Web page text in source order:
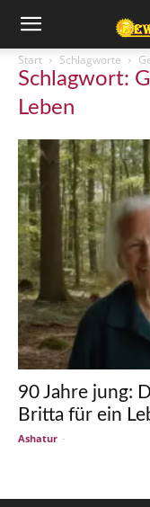
Start Schlagworte
Schlagwort:
Leben
90 Jahre jung:
Britta für ein
Ashatur -